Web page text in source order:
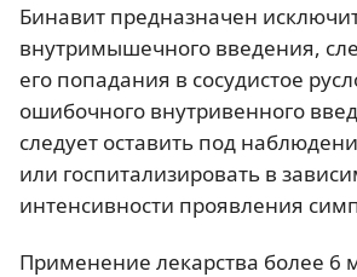
Бинавит предназначен
внутримышечного введения,
его попадания в сосудистое
ошибочного внутривенного
следует оставить под
или госпитализировать в
интенсивности проявления
Применение лекарства более 6